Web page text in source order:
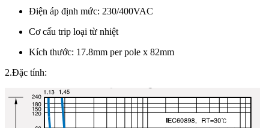
Điện áp định mức: 230/400VAC
Cơ cấu trip loại từ nhiệt
Kích thước: 17.8mm per pole x 82mm
2.Đặc tính: